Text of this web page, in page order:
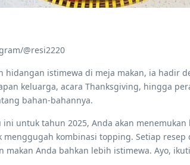
@resi2220
hidangan istimewa di meja makan, ia hadir
keluarga, acara Thanksgiving, hingga
bahan-bahannya.
untuk tahun 2025, Anda akan
kombinasi topping. Setiap
Anda bahkan lebih istimewa. Ayo,